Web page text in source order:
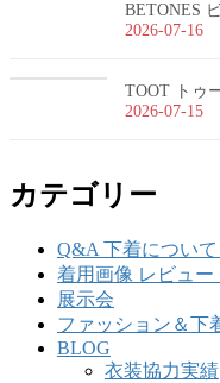
BETONES
2026-07-16
TOOT トゥ
2026-07-15
カテゴリー
Q&A 下着につい
着用画像 レビュー
展示会
ファッション＆下
BLOG
衣装協力実績